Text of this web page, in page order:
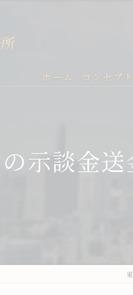
ホーム コンセプト
示談金